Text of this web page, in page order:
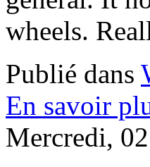
wheels.
Publié dans
En savoir
Mercredi,